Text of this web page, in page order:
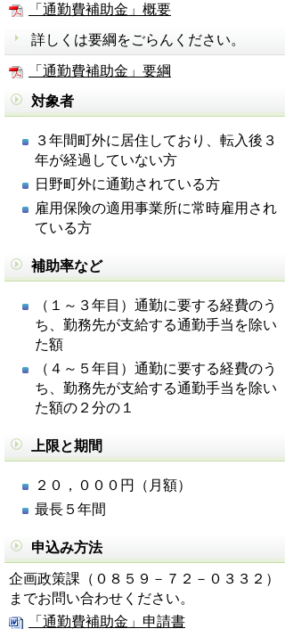
「通勤費補助金」概要
詳しくは要綱をごらんください。
「通勤費補助金」要綱
対象者
３年間町外に居住しており、転入後３
年が経過していない方
日野町外に通勤されている方
雇用保険の適用事業所に常時雇用され
ている方
補助率など
（１～３年目）通勤に要する経費のう
ち、勤務先が支給する通勤手当を除い
た額
（４～５年目）通勤に要する経費のう
ち、勤務先が支給する通勤手当を除い
た額の２分の１
上限と期間
２０，０００円（月額）
最長５年間
申込み方法
企画政策課（０８５９－７２－０３３２）
までお問い合わせください。
「通勤費補助金」申請書